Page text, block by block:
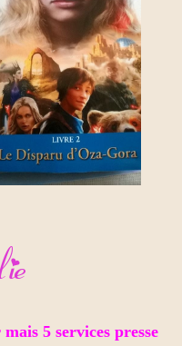
5 services presse